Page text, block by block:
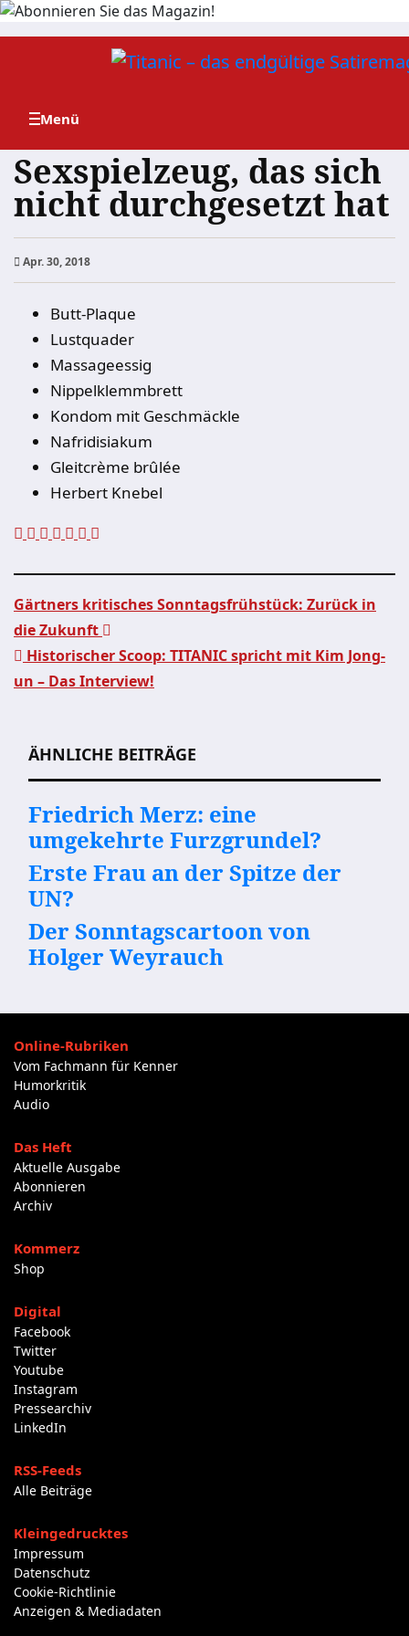
Zum
Sexspielzeug, das sich
nicht durchgesetzt hat
Apr. 30, 2018
Butt-Plaque
Lustquader
Massageessig
Nippelklemmbrett
Kondom mit Geschmäckle
Nafridisiakum
Gleitcrème brûlée
Herbert Knebel
Beitragsnavigation
Gärtners kritisches Sonntagsfrühstück: Zurück in
die Zukunft
Historischer Scoop: TITANIC spricht mit Kim Jong-
un – Das Interview!
ÄHNLICHE BEITRÄGE
Friedrich Merz: eine
umgekehrte Furzgrundel?
Erste Frau an der Spitze der
UN?
Der Sonntagscartoon von
Holger Weyrauch
Online-Rubriken
Vom Fachmann für Kenner
Humorkritik
Audio
Das Heft
Aktuelle Ausgabe
Abonnieren
Archiv
Kommerz
Shop
Digital
Facebook
Twitter
Youtube
Instagram
Pressearchiv
LinkedIn
RSS-Feeds
Alle Beiträge
Kleingedrucktes
Impressum
Datenschutz
Cookie-Richtlinie
Anzeigen & Mediadaten